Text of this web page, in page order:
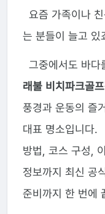
요즘 가족이나
는 분들이 늘고 있
그중에서도 바다
래불 비치파크골
풍경과 운동의 즐
대표 명소입니다.
방법, 코스 구성,
정보까지 최신 공
준비까지 한 번에